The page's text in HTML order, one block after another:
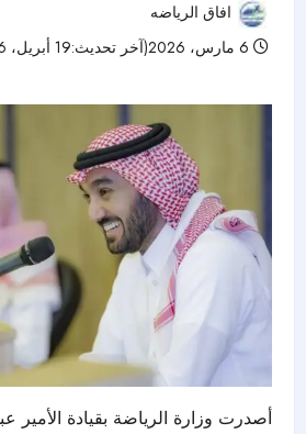
افاق الرياضه
أصدرت وزارة الرياضة بقيادة الأمير